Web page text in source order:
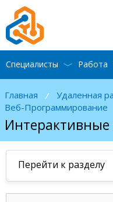
Главная / Удаленная
Веб-Программирование
Интерактивные
Перейти к разделу
Специалисты Работа